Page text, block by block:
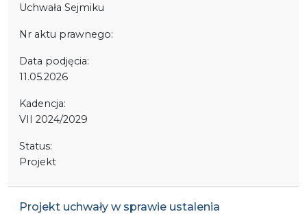
Uchwała Sejmiku
Nr aktu prawnego:
Data podjęcia:
11.05.2026
Kadencja:
VII 2024/2029
Status:
Projekt
Projekt uchwały w sprawie ustalenia